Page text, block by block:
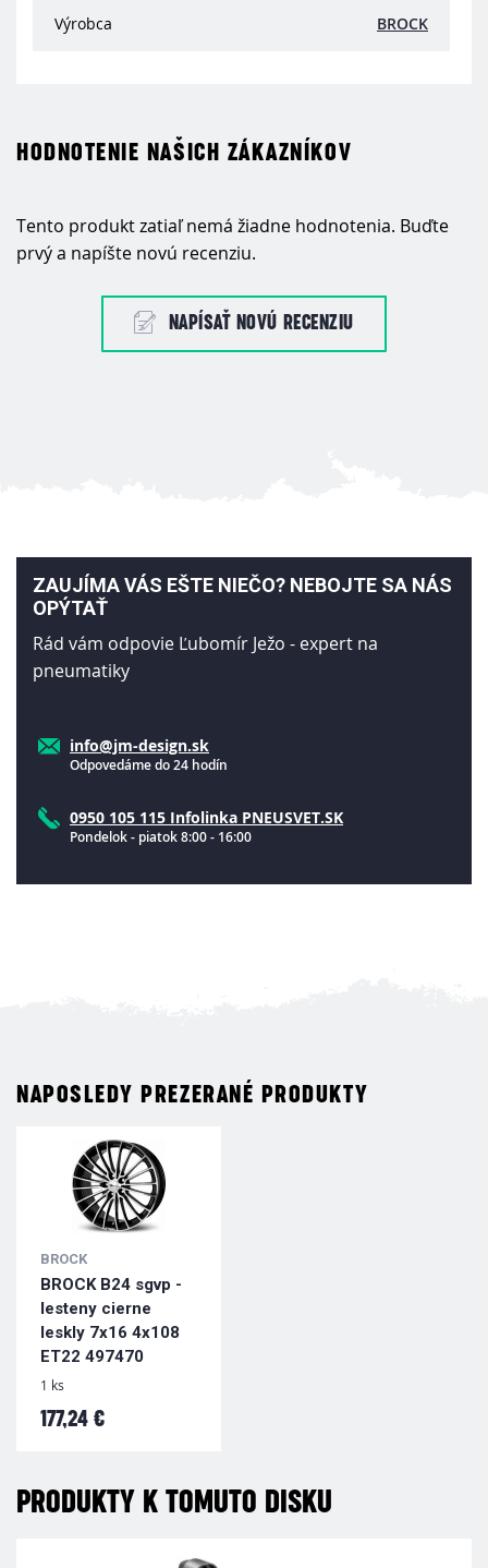
Výrobca BROCK
HODNOTENIE NAŠICH ZÁKAZNÍKOV
Tento produkt zatiaľ nemá žiadne hodnotenia. Buďte
prvý a napíšte novú recenziu.
NAPÍSAŤ NOVÚ RECENZIU
ZAUJÍMA VÁS EŠTE NIEČO? NEBOJTE SA NÁS
OPÝTAŤ
Rád vám odpovie Ľubomír Ježo - expert na
pneumatiky
info@jm-design.sk
Odpovedáme do 24 hodín
0950 105 115 Infolinka PNEUSVET.SK
Pondelok - piatok 8:00 - 16:00
NAPOSLEDY PREZERANÉ PRODUKTY
BROCK
BROCK B24 sgvp -
lesteny cierne
leskly 7x16 4x108
ET22 497470
1 ks
177,24 €
PRODUKTY K TOMUTO DISKU